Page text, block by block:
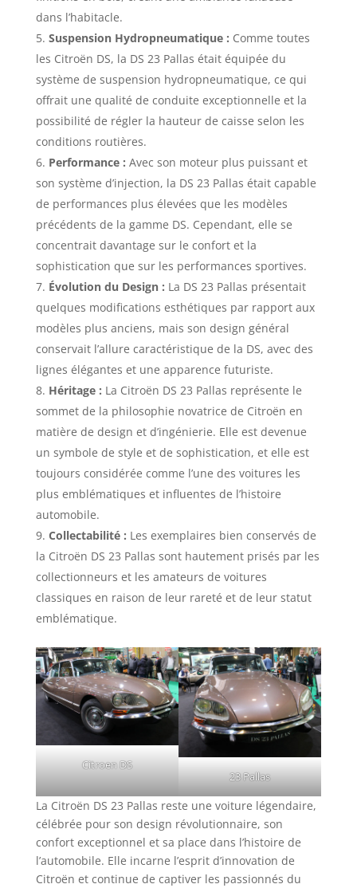
dans l’habitacle.
Suspension Hydropneumatique : Comme toutes
les Citroën DS, la DS 23 Pallas était équipée du
système de suspension hydropneumatique, ce qui
offrait une qualité de conduite exceptionnelle et la
possibilité de régler la hauteur de caisse selon les
conditions routières.
Performance : Avec son moteur plus puissant et
son système d’injection, la DS 23 Pallas était capable
de performances plus élevées que les modèles
précédents de la gamme DS. Cependant, elle se
concentrait davantage sur le confort et la
sophistication que sur les performances sportives.
Évolution du Design : La DS 23 Pallas présentait
quelques modifications esthétiques par rapport aux
modèles plus anciens, mais son design général
conservait l’allure caractéristique de la DS, avec des
lignes élégantes et une apparence futuriste.
Héritage : La Citroën DS 23 Pallas représente le
sommet de la philosophie novatrice de Citroën en
matière de design et d’ingénierie. Elle est devenue
un symbole de style et de sophistication, et elle est
toujours considérée comme l’une des voitures les
plus emblématiques et influentes de l’histoire
automobile.
Collectabilité : Les exemplaires bien conservés de
la Citroën DS 23 Pallas sont hautement prisés par les
collectionneurs et les amateurs de voitures
classiques en raison de leur rareté et de leur statut
emblématique.
Citroen DS
23 Pallas
La Citroën DS 23 Pallas reste une voiture légendaire,
célébrée pour son design révolutionnaire, son
confort exceptionnel et sa place dans l’histoire de
l’automobile. Elle incarne l’esprit d’innovation de
Citroën et continue de captiver les passionnés du